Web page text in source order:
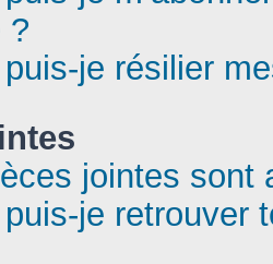
?
je résilier
jointes sont
je retrouver